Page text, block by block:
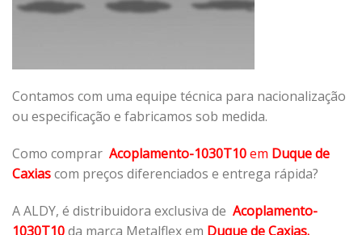
Contamos com uma equipe técnica para nacionalização
ou especificação e fabricamos sob medida.
Como comprar Acoplamento-1030T10em Duque de
Caxiascom preços diferenciados e entrega rápida?
A ALDY, é distribuidora exclusiva de Acoplamento-
1030T10da marca Metalflex em Duque de Caxias.